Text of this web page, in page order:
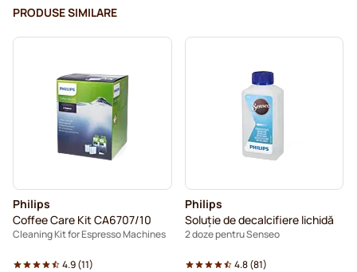
PRODUSE SIMILARE
Philips
Coffee Care Kit CA6707/10
Cleaning Kit for Espresso Machines
4.9(11)
Philips
Soluție de decalcifiere lichidă
2 doze pentru Senseo
4.8(81)